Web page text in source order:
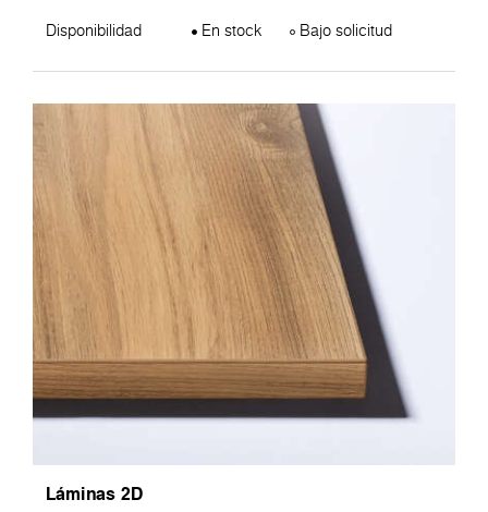
Disponibilidad En stock Bajo solicitud
Láminas 2D